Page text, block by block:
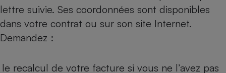
lettre suivie. Ses coordonnées sont disponibles
dans votre contrat ou sur son site Internet.
Demandez :
le recalcul de votre facture si vous ne l’avez pas